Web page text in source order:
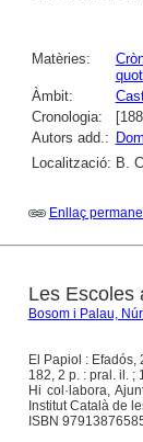
Matèries:
Àmbit:
Cronologia:
Autors add.:
Localització: B.
Enllaç
Les Escoles
Bosom i Palau,
El Papiol : Efadós,
182, 2 p. : pral. il. ;
Hi col·labora,
Institut Català de
ISBN